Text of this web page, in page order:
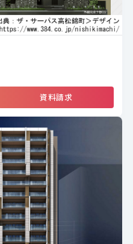
資料請求